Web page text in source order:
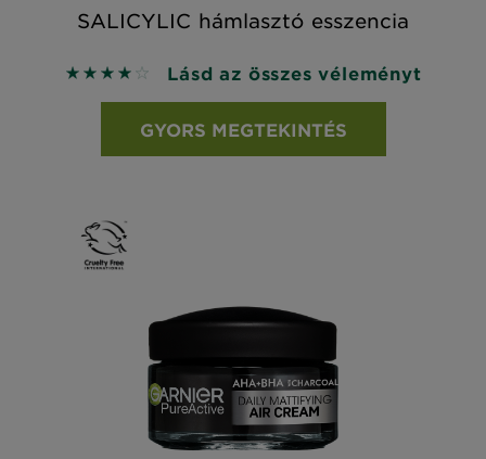
SALICYLIC hámlasztó esszencia
4 out of 5 stars based on reviews
Lásd az összes véleményt
GYORS MEGTEKINTÉS